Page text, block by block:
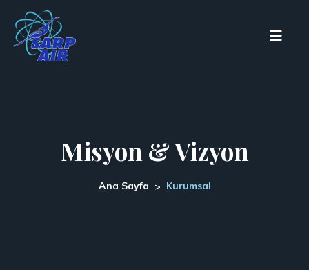
Misyon & Vizyon
Ana Sayfa Kurumsal